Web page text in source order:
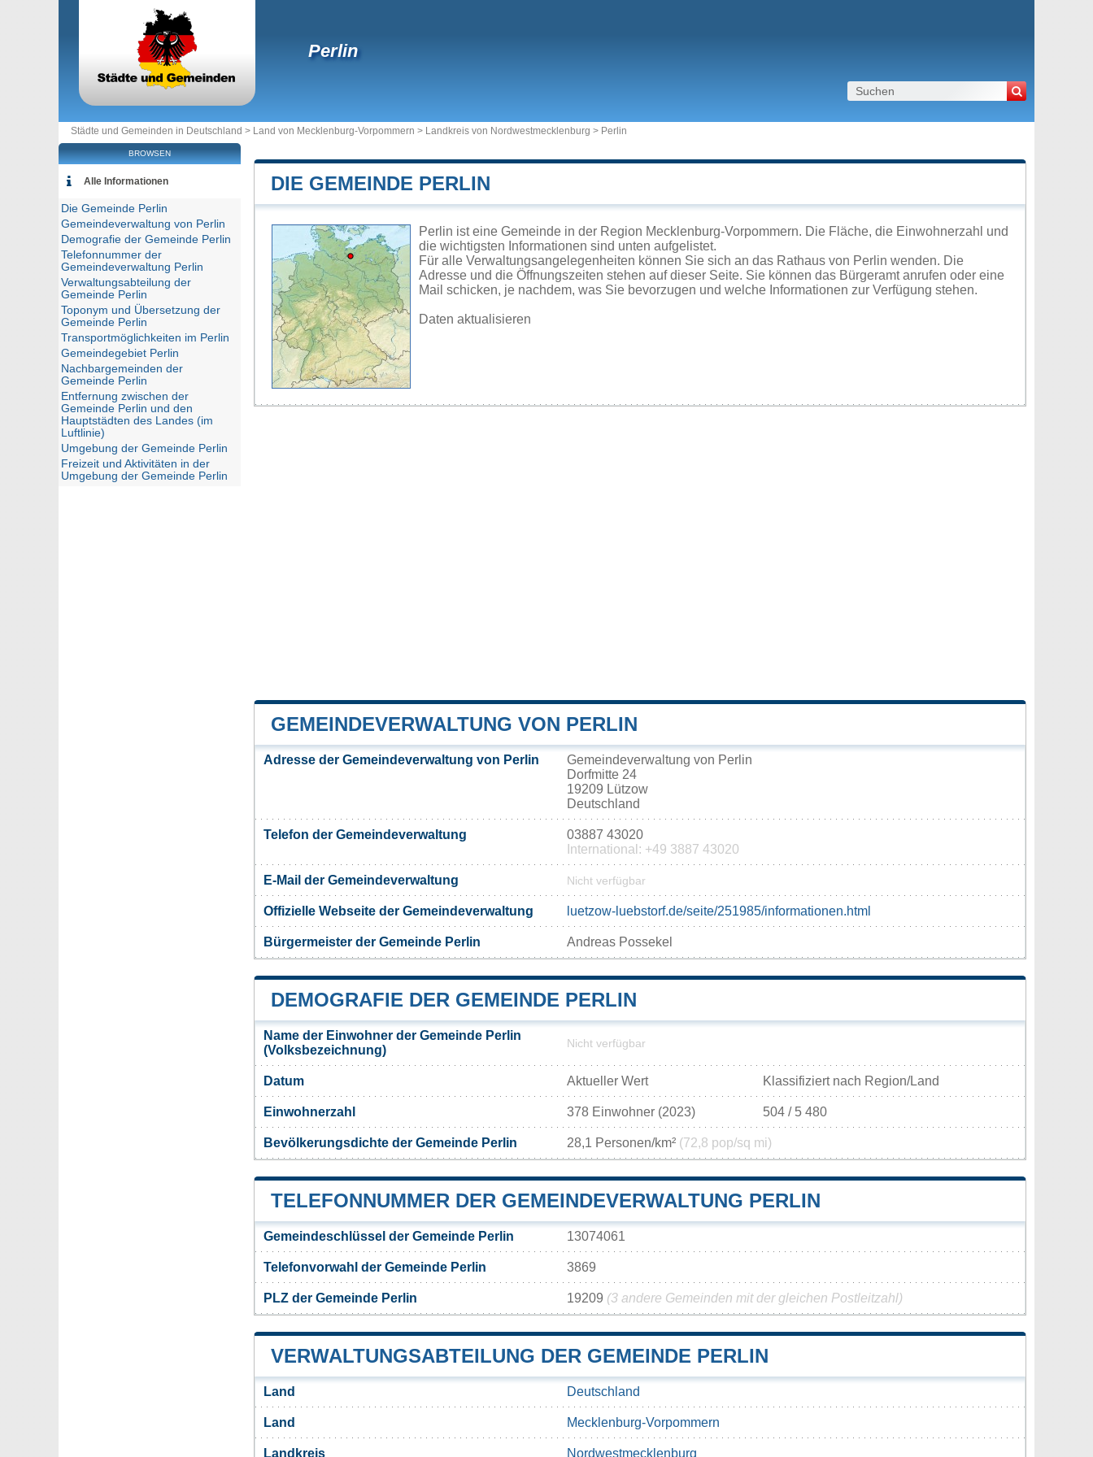
Perlin
Städte und Gemeinden in Deutschland > Land von Mecklenburg-Vorpommern > Landkreis von Nordwestmecklenburg > Perlin
DIE GEMEINDE PERLIN
Perlin ist eine Gemeinde in der Region Mecklenburg-Vorpommern. Die Fläche, die Einwohnerzahl und
die wichtigsten Informationen sind unten aufgelistet.
Für alle Verwaltungsangelegenheiten können Sie sich an das Rathaus von Perlin wenden. Die
Adresse und die Öffnungszeiten stehen auf dieser Seite. Sie können das Bürgeramt anrufen oder eine
Mail schicken, je nachdem, was Sie bevorzugen und welche Informationen zur Verfügung stehen.
Daten aktualisieren
GEMEINDEVERWALTUNG VON PERLIN
Adresse der Gemeindeverwaltung von Perlin
Gemeindeverwaltung von Perlin
Dorfmitte 24
19209 Lützow
Deutschland
Telefon der Gemeindeverwaltung
03887 43020
International: +49 3887 43020
E-Mail der Gemeindeverwaltung Nicht verfügbar
Offizielle Webseite der Gemeindeverwaltung luetzow-luebstorf.de/seite/251985/informationen.html
Bürgermeister der Gemeinde Perlin Andreas Possekel
DEMOGRAFIE DER GEMEINDE PERLIN
Name der Einwohner der Gemeinde Perlin
(Volksbezeichnung)
Nicht verfügbar
Datum Aktueller Wert Klassifiziert nach Region/Land
Einwohnerzahl 378 Einwohner (2023) 504 / 5 480
Bevölkerungsdichte der Gemeinde Perlin 28,1 Personen/km² (72,8 pop/sq mi)
TELEFONNUMMER DER GEMEINDEVERWALTUNG PERLIN
Gemeindeschlüssel der Gemeinde Perlin 13074061
Telefonvorwahl der Gemeinde Perlin 3869
PLZ der Gemeinde Perlin 19209 (3 andere Gemeinden mit der gleichen Postleitzahl)
VERWALTUNGSABTEILUNG DER GEMEINDE PERLIN
Land Deutschland
Land Mecklenburg-Vorpommern
Landkreis Nordwestmecklenburg
BROWSEN
Alle Informationen
Die Gemeinde Perlin
Gemeindeverwaltung von Perlin
Demografie der Gemeinde Perlin
Telefonnummer der
Gemeindeverwaltung Perlin
Verwaltungsabteilung der
Gemeinde Perlin
Toponym und Übersetzung der
Gemeinde Perlin
Transportmöglichkeiten im Perlin
Gemeindegebiet Perlin
Nachbargemeinden der
Gemeinde Perlin
Entfernung zwischen der
Gemeinde Perlin und den
Hauptstädten des Landes (im
Luftlinie)
Umgebung der Gemeinde Perlin
Freizeit und Aktivitäten in der
Umgebung der Gemeinde Perlin